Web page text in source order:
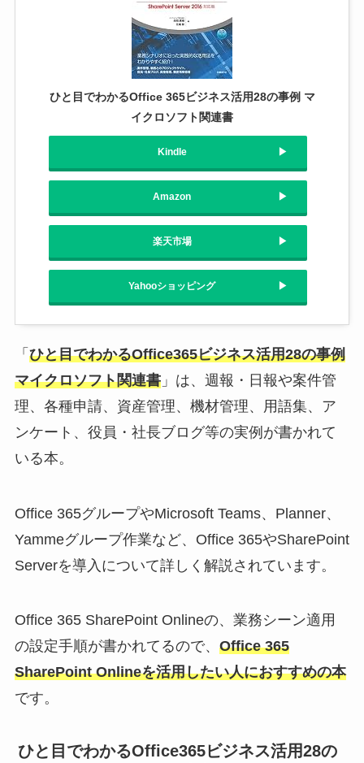
ひと目でわかるOffice 365ビジネス活用28の事例 マ
イクロソフト関連書
Kindle
Amazon
楽天市場
Yahooショッピング
「 ひと目でわかるOffice365ビジネス活用28の事例
マイクロソフト関連書」は、週報・日報や案件管
理、各種申請、資産管理、機材管理、用語集、ア
ンケート、役員・社長ブログ等の実例が書かれて
いる本。
Office 365グループやMicrosoft Teams、Planner、
Yammeグループ作業など、Office 365やSharePoint
Serverを導入について詳しく解説されています。
Office 365 SharePoint Onlineの、業務シーン適用
の設定手順が書かれてるので、 Office 365
SharePoint Onlineを活用したい人におすすめの本
です。
ひと目でわかるOffice365ビジネス活用28の